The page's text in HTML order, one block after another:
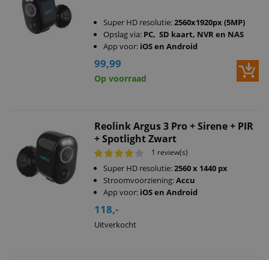
Super HD resolutie:2560x1920px (5MP)
Opslag via: PC, SD kaart, NVR en NAS
App voor: iOS en Android
99,99
Op voorraad
Reolink Argus 3 Pro + Sirene + PIR
+ Spotlight Zwart
1 review(s)
Super HD resolutie:2560 x 1440 px
Stroomvoorziening:Accu
App voor: iOS en Android
118,-
Uitverkocht